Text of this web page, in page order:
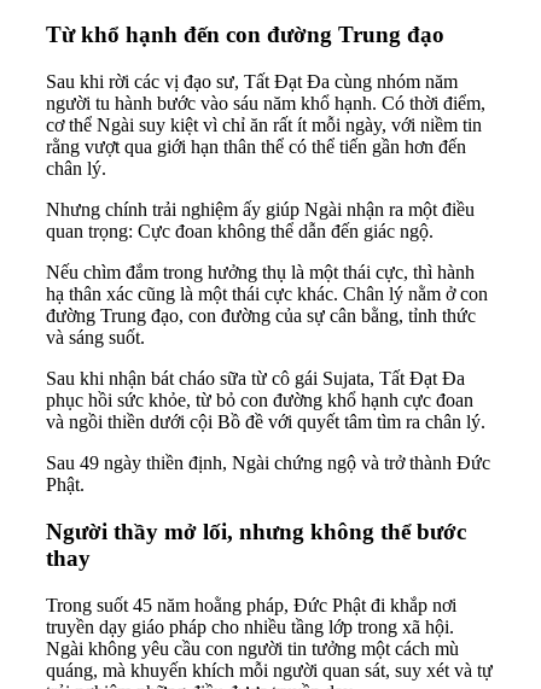
Từ khổ hạnh đến con đường Trung đạo
Sau khi rời các vị đạo sư, Tất Đạt Đa cùng nhóm năm
người tu hành bước vào sáu năm khổ hạnh. Có thời điểm,
cơ thể Ngài suy kiệt vì chỉ ăn rất ít mỗi ngày, với niềm tin
rằng vượt qua giới hạn thân thể có thể tiến gần hơn đến
chân lý.
Nhưng chính trải nghiệm ấy giúp Ngài nhận ra một điều
quan trọng: Cực đoan không thể dẫn đến giác ngộ.
Nếu chìm đắm trong hưởng thụ là một thái cực, thì hành
hạ thân xác cũng là một thái cực khác. Chân lý nằm ở con
đường Trung đạo, con đường của sự cân bằng, tỉnh thức
và sáng suốt.
Sau khi nhận bát cháo sữa từ cô gái Sujata, Tất Đạt Đa
phục hồi sức khỏe, từ bỏ con đường khổ hạnh cực đoan
và ngồi thiền dưới cội Bồ đề với quyết tâm tìm ra chân lý.
Sau 49 ngày thiền định, Ngài chứng ngộ và trở thành Đức
Phật.
Người thầy mở lối, nhưng không thể bước
thay
Trong suốt 45 năm hoằng pháp, Đức Phật đi khắp nơi
truyền dạy giáo pháp cho nhiều tầng lớp trong xã hội.
Ngài không yêu cầu con người tin tưởng một cách mù
quáng, mà khuyến khích mỗi người quan sát, suy xét và tự